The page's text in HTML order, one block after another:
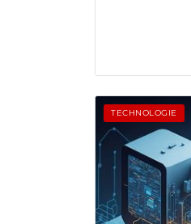
TECHNOLOGIE